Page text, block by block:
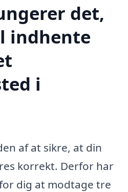
det,
indhente
i
af at sikre, at din
korrekt. Derfor har
dig at modtage tre